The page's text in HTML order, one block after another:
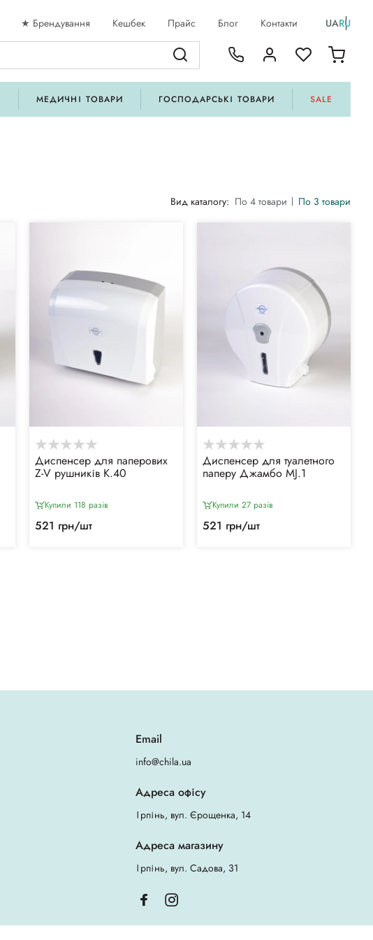
★ Брендування Кешбек Прайс Блог Контакти UARU
МЕДИЧНІ ТОВАРИ ГОСПОДАРСЬКІ ТОВАРИ SALE
Вид каталогу: По 4 товари По 3 товари
Диспенсер для паперових
Z-V рушників К.40
Купили 118 разiв
521 грн/шт
Диспенсер для туалетного
паперу Джамбо MJ.1
Купили 27 разiв
521 грн/шт
Email
info@chila.ua
Адреса офісу
Ірпінь, вул. Єрощенка, 14
Адреса магазину
Ірпінь, вул. Садова, 31